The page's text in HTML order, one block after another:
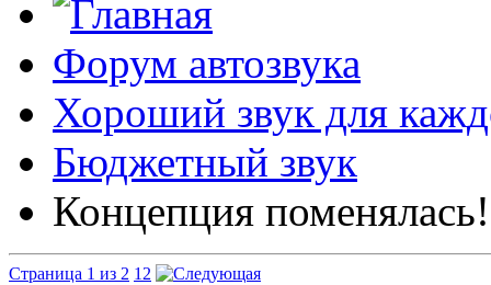
Форум автозвука
Хороший звук для
Бюджетный звук
Концепция
Страница 1 из 2 1 2